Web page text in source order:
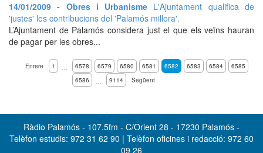
14/01/2009 - Obres i Urbanisme L'Ajuntament qualifica de
'justes' les contribucions del 'Palamós millora'.
L’Ajuntament de Palamós considera just el que els veïns hauran
de pagar per les obres...
Enrere 1 … 6578 6579 6580 6581 6582 6583 6584
6585
6586
… 9114 Següent
Ràdio Palamós - 107.5fm - C/Orient 28 - 17230 Palamós -
Telèfon estudis: 972 31 62 90 | Telèfon oficines i redacció: 972 60
09 26